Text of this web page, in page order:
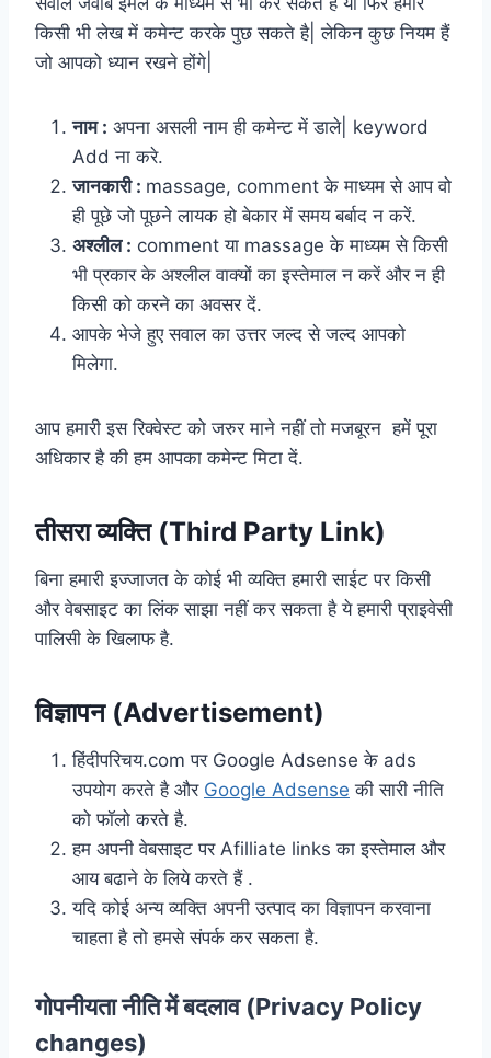
किसी भी लेख में कमेन्ट करके पुछ सकते है| लेकिन कुछ नियम हैं
जो आपको ध्यान रखने होंगे|
नाम : अपना असली नाम ही कमेन्ट में डाले| keyword
Add ना करे.
जानकारी : massage, comment के माध्यम से आप वो
ही पूछे जो पूछने लायक हो बेकार में समय बर्बाद न करें.
अश्लील : comment या massage के माध्यम से किसी
भी प्रकार के अश्लील वाक्यों का इस्तेमाल न करें और न ही
किसी को करने का अवसर दें.
आपके भेजे हुए सवाल का उत्तर जल्द से जल्द आपको
मिलेगा.
आप हमारी इस रिक्वेस्ट को जरुर माने नहीं तो मजबूरन हमें पूरा
अधिकार है की हम आपका कमेन्ट मिटा दें.
तीसरा व्यक्ति (Third Party Link)
बिना हमारी इज्जाजत के कोई भी व्यक्ति हमारी साईट पर किसी
और वेबसाइट का लिंक साझा नहीं कर सकता है ये हमारी प्राइवेसी
पालिसी के खिलाफ है.
विज्ञापन (Advertisement)
हिंदीपरिचय.com पर Google Adsense के ads
उपयोग करते है और Google Adsense की सारी नीति
को फॉलो करते है.
हम अपनी वेबसाइट पर Afilliate links का इस्तेमाल और
आय बढाने के लिये करते हैं .
यदि कोई अन्य व्यक्ति अपनी उत्पाद का विज्ञापन करवाना
चाहता है तो हमसे संपर्क कर सकता है.
गोपनीयता नीति में बदलाव (Privacy Policy
changes)